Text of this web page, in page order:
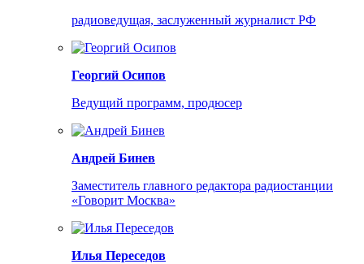
радиоведущая, заслуженный журналист РФ
Георгий Осипов
Ведущий программ, продюсер
Андрей Бинев
Заместитель главного редактора радиостанции
«Говорит Москва»
Илья Переседов